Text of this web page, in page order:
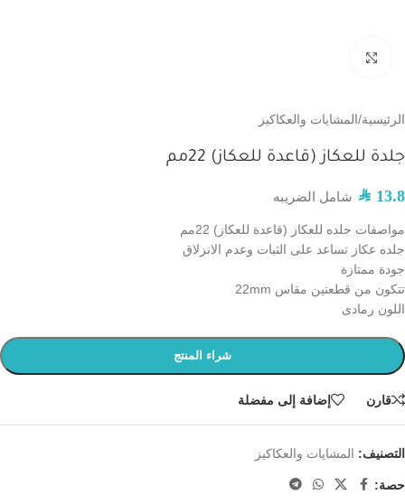
الرئيسية/المشايات والعكاكيز
جلدة للعكاز (قاعدة للعكاز) 22مم
SAR 13.8 شامل الضريبه
مواصفات جلده للعكاز (قاعدة للعكاز) 22مم
جلده عكاز تساعد على الثبات وعدم الانزلاق
جودة ممتازة
تتكون من قطعتين مقاس 22mm
اللون رمادى
شراء المنتج
قارن إضافة إلى مفضلة
التصنيف: المشايات والعكاكيز
حصة: